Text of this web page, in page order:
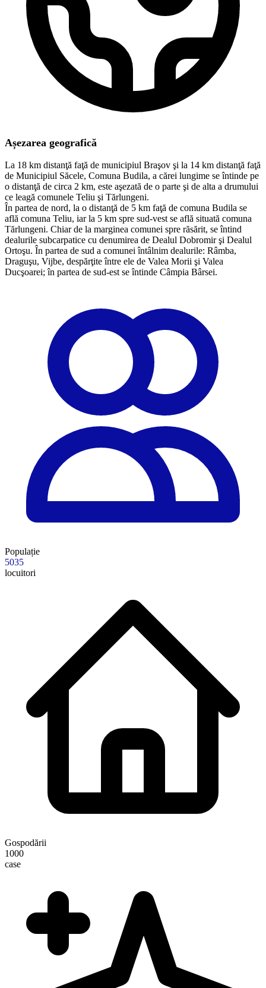
Așezarea geografică
La 18 km distanţă faţă de municipiul Braşov şi la 14 km distanţă faţă
de Municipiul Săcele, Comuna Budila, a cărei lungime se întinde pe
o distanţă de circa 2 km, este aşezată de o parte şi de alta a drumului
ce leagă comunele Teliu şi Tărlungeni.
​În partea de nord, la o distanţă de 5 km faţă de comuna Budila se
află comuna Teliu, iar la 5 km spre sud-vest se află situată comuna
Tărlungeni. Chiar de la marginea comunei spre răsărit, se întind
dealurile subcarpatice cu denumirea de Dealul Dobromir şi Dealul
Ortoşu. În partea de sud a comunei întâlnim dealurile: Râmba,
Draguşu, Vijbe, despărţite între ele de Valea Morii şi Valea
Ducşoarei; în partea de sud-est se întinde Câmpia Bârsei.
Populație
5035
locuitori
Gospodării
1000
case